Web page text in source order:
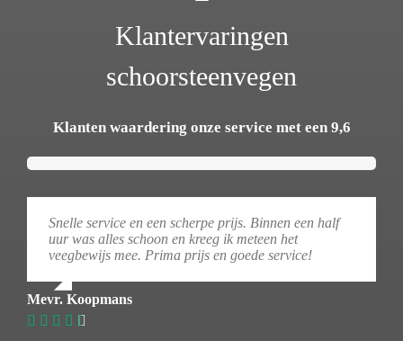
Klantervaringen
schoorsteenvegen
Klanten waardering onze service met een 9,6
Snelle service en een scherpe prijs. Binnen een half
uur was alles schoon en kreeg ik meteen het
veegbewijs mee. Prima prijs en goede service!
Mevr. Koopmans